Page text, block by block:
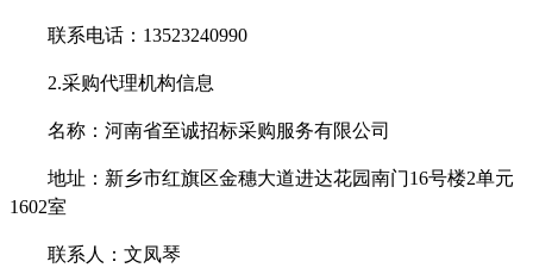
联系电话： 13523240990
2.采购代理机构信息
名称：河南省至诚招标采购服务有限公司
地址：新乡市红旗区金穗大道进达花园南门16号楼2单元
1602室
联系人：文凤琴